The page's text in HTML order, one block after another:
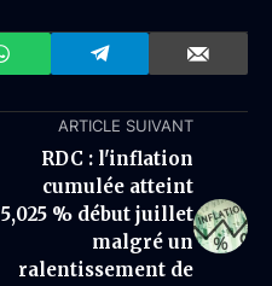
ARTICLE SUIVANT
RDC : l'inflation
cumulée atteint
5,025 % début juillet
malgré un
ralentissement de